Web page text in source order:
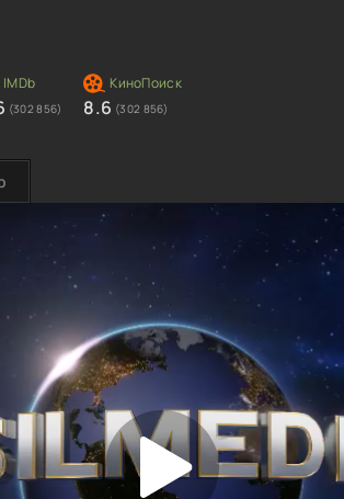
(302 856) 8.6 (302 856)